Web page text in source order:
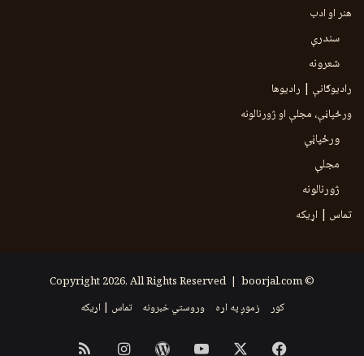
هنر او ادب
سندرې
شعرونه
رادیوګانې | رادیوها
ورځپاڼې، مجلې او ژورنالونه
ورځپاڼې
مجلې
ژورنالونه
تماس | اړیکه
© Copyright 2026, All Rights Reserved |
boorjal.com
کور
زموږ په اړه وروستي خبرونه تماس | اړیکه
Facebook
YouTube
WordPress
Instagram
RSS